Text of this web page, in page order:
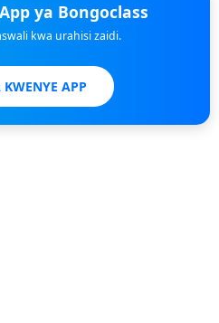
ya Bongoclass
kwa urahisi zaidi.
APP